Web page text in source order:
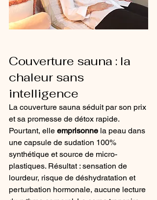
Couverture sauna : la
chaleur sans
intelligence
La couverture sauna séduit par son prix
et sa promesse de détox rapide.
Pourtant, elle emprisonne la peau dans
une capsule de sudation 100%
synthétique et source de micro-
plastiques. Résultat : sensation de
lourdeur, risque de déshydratation et
perturbation hormonale, aucune lecture